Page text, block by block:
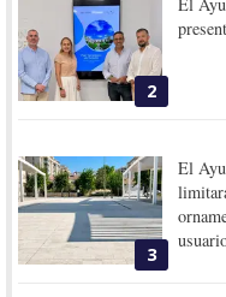
2
3
El